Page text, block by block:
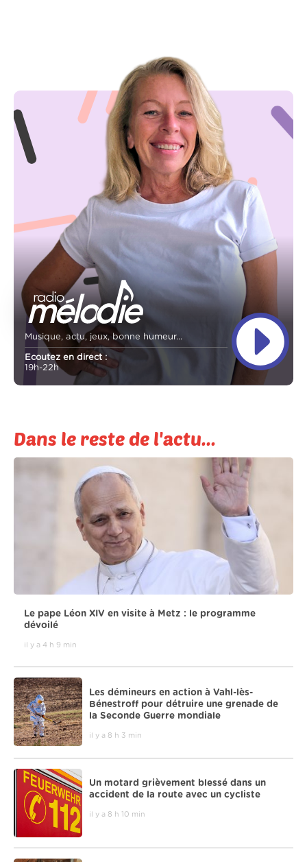
Musique, actu, jeux, bonne humeur...
Ecoutez en direct :
19h-22h
Dans le reste de l'actu...
Le pape Léon XIV en visite à Metz : le programme
dévoilé
il y a 4 h 9 min
Les démineurs en action à Vahl-lès-
Bénestroff pour détruire une grenade de
la Seconde Guerre mondiale
il y a 8 h 3 min
Un motard grièvement blessé dans un
accident de la route avec un cycliste
il y a 8 h 10 min